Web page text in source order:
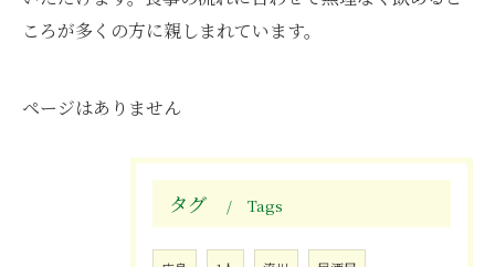
ころが多くの方に親しまれています。
ページはありません
タグ Tags